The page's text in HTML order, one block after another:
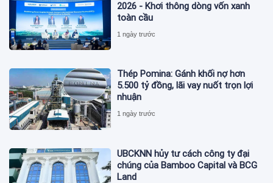
2026 - Khơi thông dòng vốn xanh
toàn cầu
1 ngày trước
Thép Pomina: Gánh khối nợ hơn
5.500 tỷ đồng, lãi vay nuốt trọn lợi
nhuận
1 ngày trước
UBCKNN hủy tư cách công ty đại
chúng của Bamboo Capital và BCG
Land